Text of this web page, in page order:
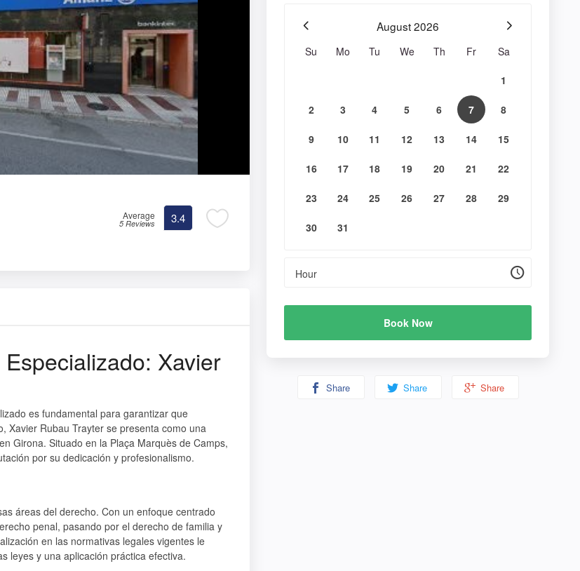
Average
5 Reviews 3.4
Xavier
es fundamental para garantizar que
Xavier Rubau Trayter se presenta como una
Girona. Situado en la Plaça Marquès de Camps,
por su dedicación y profesionalismo.
áreas del derecho. Con un enfoque centrado
penal, pasando por el derecho de familia y
en las normativas legales vigentes le
leyes y una aplicación práctica efectiva.
August2026
Su Mo Tu We Th Fr Sa
1
2 3 4 5 6 7 8
9 10 11 12 13 14 15
16 17 18 19 20 21 22
23 24 25 26 27 28 29
30 31
Hour
Book Now
Share Share Share